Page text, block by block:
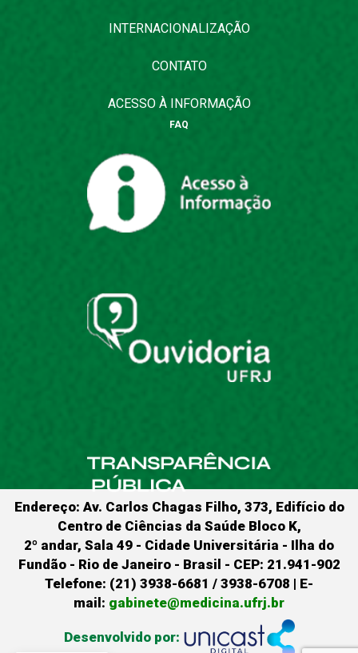
INTERNACIONALIZAÇÃO
CONTATO
ACESSO À INFORMAÇÃO
FAQ
Endereço: Av. Carlos Chagas Filho, 373, Edifício do
Centro de Ciências da Saúde Bloco K,
2º andar, Sala 49 - Cidade Universitária - Ilha do
Fundão - Rio de Janeiro - Brasil - CEP: 21.941-902
Telefone: (21) 3938-6681 / 3938-6708 | E-
mail: gabinete@medicina.ufrj.br
Desenvolvido por: